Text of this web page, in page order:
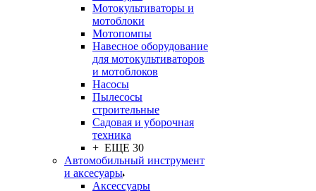
Мотокультиваторы и
мотоблоки
Мотопомпы
Навесное оборудование
для мотокультиваторов
и мотоблоков
Насосы
Пылесосы
строительные
Садовая и уборочная
техника
+ ЕЩЕ 30
Автомобильный инструмент
и аксесуары
Аксессуары